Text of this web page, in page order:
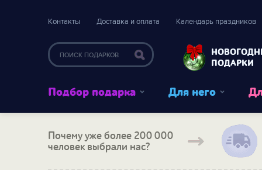
Контакты Доставка и оплата Календарь праздников
ПОДАРКИ
Подбор подарка Для него
Почему уже более 200 000
человек выбрали нас?